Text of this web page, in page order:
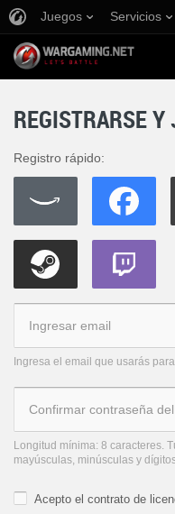
Juegos Servicios
REGISTRARSE Y
Registro rápido:
Ingresa el email que usarás
Longitud mínima: 8 caracteres.
mayúsculas, minúsculas y
Acepto el contrato de